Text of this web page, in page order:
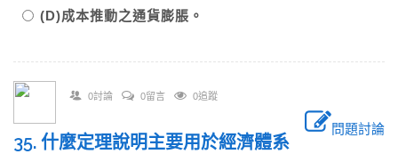
(D)成本推動之通貨膨脹。
0討論 0留言 0追蹤
問題討論
35. 什麼定理說明主要用於經濟體系